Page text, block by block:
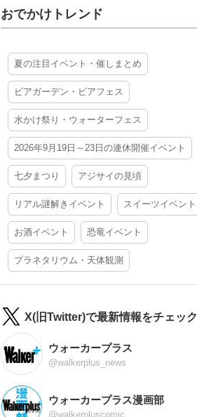
おでかけトレンド
夏の注目イベント・催しまとめ
ビアガーデン・ビアフェス
水かけ祭り・ウォーターフェス
2026年9月19日～23日の連休開催イベント
七夕まつり アジサイの見頃
リアル謎解きイベント スイーツイベント
お酒イベント 恐竜イベント
プラネタリウム・天体観測
X(旧Twitter)で最新情報をチェック
ウォーカープラス
@walkerplus_news
ウォーカープラス漫画部
@walkerpluscomic